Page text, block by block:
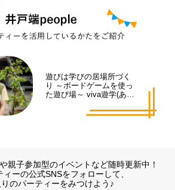
遊びは学びの居場所づく
り ～ボードゲームを使っ
た遊び場～ viva遊学(あそ
親子参加型のイベントなど随時更新中！
ーの公式SNSをフォローして、
のパーティーをみつけよう♪